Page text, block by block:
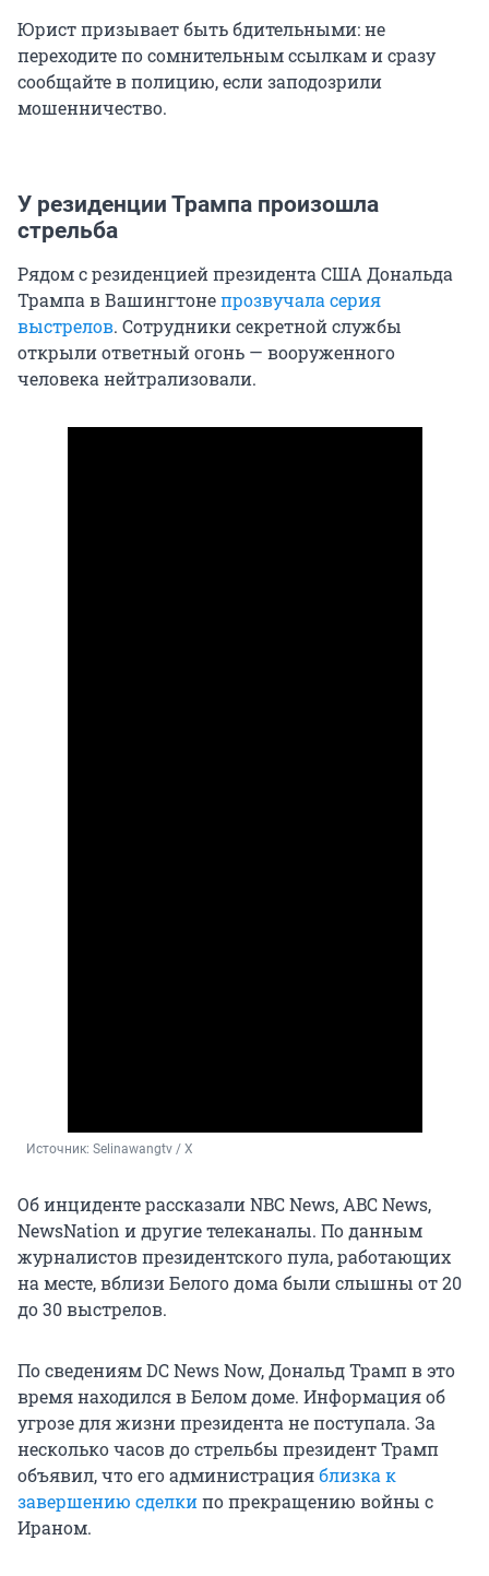
Юрист призывает быть бдительными: не
переходите по сомнительным ссылкам и сразу
сообщайте в полицию, если заподозрили
мошенничество.
У резиденции Трампа произошла
стрельба
Рядом с резиденцией президента США Дональда
Трампа в Вашингтонепрозвучала серия
выстрелов. Сотрудники секретной службы
открыли ответный огонь — вооруженного
человека нейтрализовали.
Источник: Selinawangtv / X
Об инциденте рассказали NBC News, ABC News,
NewsNation и другие телеканалы. По данным
журналистов президентского пула, работающих
на месте, вблизи Белого дома были слышны от 20
до 30 выстрелов.
По сведениям DC News Now, Дональд Трамп в это
время находился в Белом доме. Информация об
угрозе для жизни президента не поступала. За
несколько часов до стрельбы президент Трамп
объявил, что его администрацияблизка к
завершению сделкипо прекращению войны с
Ираном.